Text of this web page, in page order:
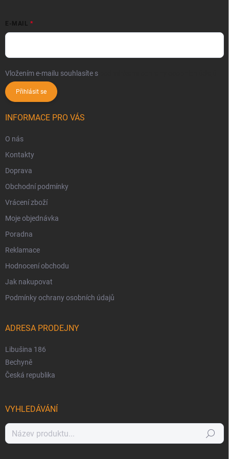
E-MAIL
Vložením e-mailu souhlasíte s
Přihlásit se
INFORMACE PRO VÁS
O nás
Kontakty
Doprava
Obchodní podmínky
Vrácení zboží
Moje objednávka
Poradna
Reklamace
Hodnocení obchodu
Jak nakupovat
Podmínky ochrany osobních údajů
ADRESA PRODEJNY
Libušina 186
Bechyně
Česká republika
VYHLEDÁVÁNÍ
Hledat